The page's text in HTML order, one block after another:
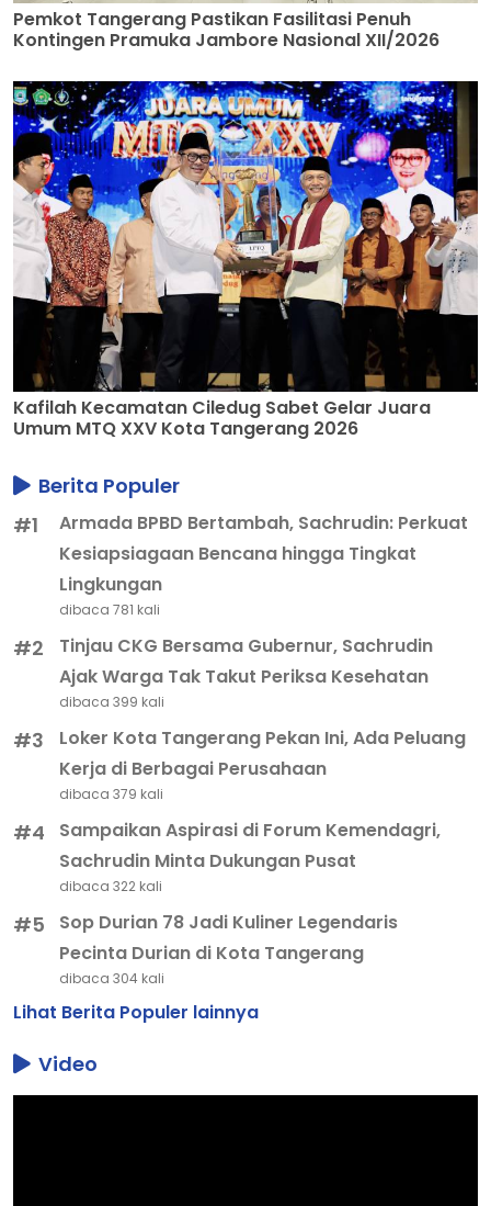
Pemkot Tangerang Pastikan Fasilitasi Penuh
Kontingen Pramuka Jambore Nasional XII/2026
Kafilah Kecamatan Ciledug Sabet Gelar Juara
Umum MTQ XXV Kota Tangerang 2026
Berita Populer
#1
Armada BPBD Bertambah, Sachrudin: Perkuat
Kesiapsiagaan Bencana hingga Tingkat
Lingkungan
dibaca 781 kali
#2
Tinjau CKG Bersama Gubernur, Sachrudin
Ajak Warga Tak Takut Periksa Kesehatan
dibaca 399 kali
#3
Loker Kota Tangerang Pekan Ini, Ada Peluang
Kerja di Berbagai Perusahaan
dibaca 379 kali
#4
Sampaikan Aspirasi di Forum Kemendagri,
Sachrudin Minta Dukungan Pusat
dibaca 322 kali
#5
Sop Durian 78 Jadi Kuliner Legendaris
Pecinta Durian di Kota Tangerang
dibaca 304 kali
Lihat Berita Populer lainnya
Video